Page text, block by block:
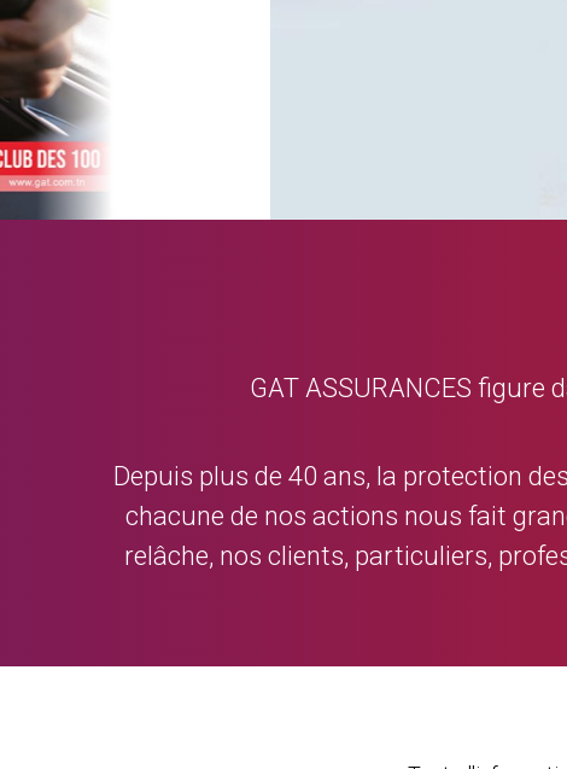
GAT ASSURANCES figure
Depuis plus de 40 ans, la protection
chacune de nos actions nous fait
relâche, nos clients, particuliers,